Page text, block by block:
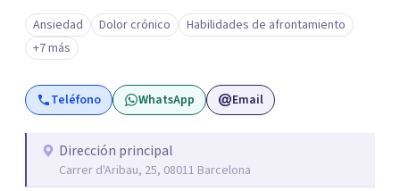
científica y con las técnicas más efectivas. Somos un
centro de referencia en los trastornos de ansiedad y
fobias, nuestro equipo ha desarrollado una terapia muy
innovadora y altamente efectiva para trabajar los
trastornos de ansiedad y fobias, integrando en la terapia
Hipnosis Clínica.
Ansiedad Dolor crónico
Habilidades de afrontamiento
+7 más
Teléfono WhatsApp Email
Dirección principal
Carrer d'Aribau, 25, 08011 Barcelona